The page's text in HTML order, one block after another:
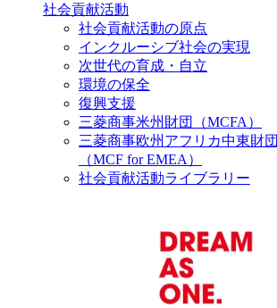
社会貢献活動
社会貢献活動の原点
インクルーシブ社会の実現
次世代の育成・自立
環境の保全
復興支援
三菱商事米州財団（MCFA）
三菱商事欧州アフリカ中東財団
（MCF for EMEA）
社会貢献活動ライブラリー